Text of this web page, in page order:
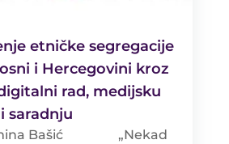
etničke segregacije
i Hercegovini kroz
rad, medijsku
saradnju
Bašić „Nekad